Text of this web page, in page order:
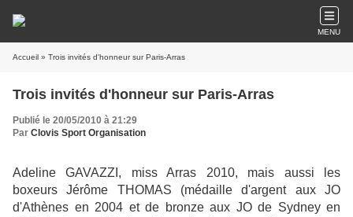
MENU
Accueil » Trois invités d'honneur sur Paris-Arras
Trois invités d'honneur sur Paris-Arras
Publié le 20/05/2010 à 21:29
Par Clovis Sport Organisation
Adeline GAVAZZI, miss Arras 2010, mais aussi les
boxeurs Jérôme THOMAS (médaille d'argent aux JO
d'Athènes en 2004 et de bronze aux JO de Sydney en